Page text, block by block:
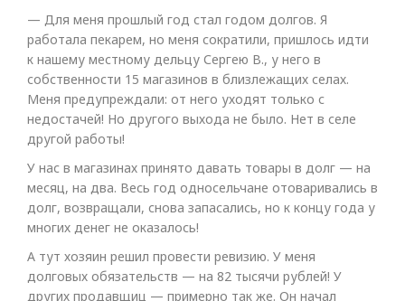
— Для меня прошлый год стал годом долгов. Я
работала пекарем, но меня сократили, пришлось идти
к нашему местному дельцу Сергею В., у него в
собственности 15 магазинов в близлежащих селах.
Меня предупреждали: от него уходят только с
недостачей! Но другого выхода не было. Нет в селе
другой работы!
У нас в магазинах принято давать товары в долг — на
месяц, на два. Весь год односельчане отоваривались в
долг, возвращали, снова запасались, но к концу года у
многих денег не оказалось!
А тут хозяин решил провести ревизию. У меня
долговых обязательств — на 82 тысячи рублей! У
других продавщиц — примерно так же. Он начал